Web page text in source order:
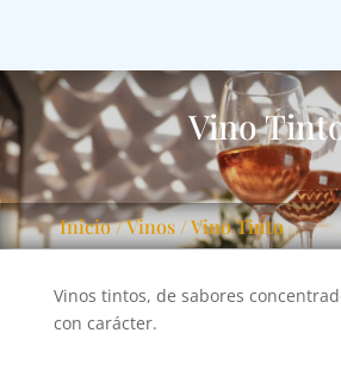
Vino
Inicio/Vinos / Vino Tinto
Vinos tintos, de sabores
con carácter.